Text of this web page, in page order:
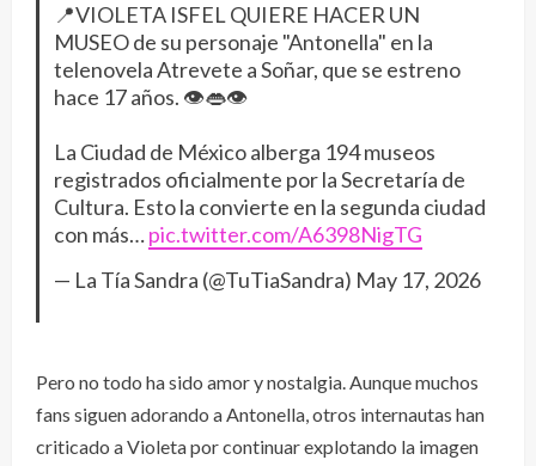
📍VIOLETA ISFEL QUIERE HACER UN
MUSEO de su personaje "Antonella" en la
telenovela Atrevete a Soñar, que se estreno
hace 17 años. 👁️👄👁️
La Ciudad de México alberga 194 museos
registrados oficialmente por la Secretaría de
Cultura. Esto la convierte en la segunda ciudad
con más…pic.twitter.com/A6398NigTG
— La Tía Sandra (@TuTiaSandra) May 17, 2026
Pero no todo ha sido amor y nostalgia. Aunque muchos
fans siguen adorando a Antonella, otros internautas han
criticado a Violeta por continuar explotando la imagen